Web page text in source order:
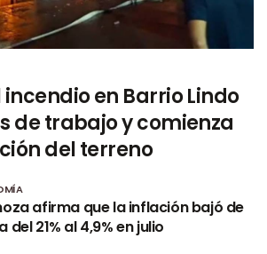
incendio en Barrio Lindo
de trabajo y comienza
del terreno
afirma que la inflación bajó de
del 21% al 4,9% en julio